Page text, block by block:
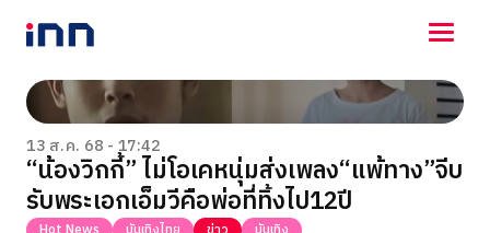
NEWS
ENTERTAINMENT
LIFESTYLE
HOROSCOPE
LOTTERY
13 ส.ค. 68 - 17:42
“น้องวิกกี้” ไม่โอเคหนุ่มส่งเพลง“แพ้ทาง”จีบ
รับพระเอกเอ็มวีคือพ่อที่ทิ้งไป12ปี